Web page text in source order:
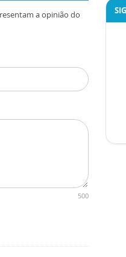
a opinião do
500